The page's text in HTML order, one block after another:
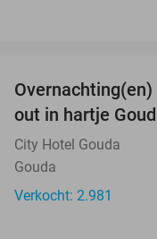
out in hartje
City Hotel Gouda
Gouda
Verkocht: 2.981